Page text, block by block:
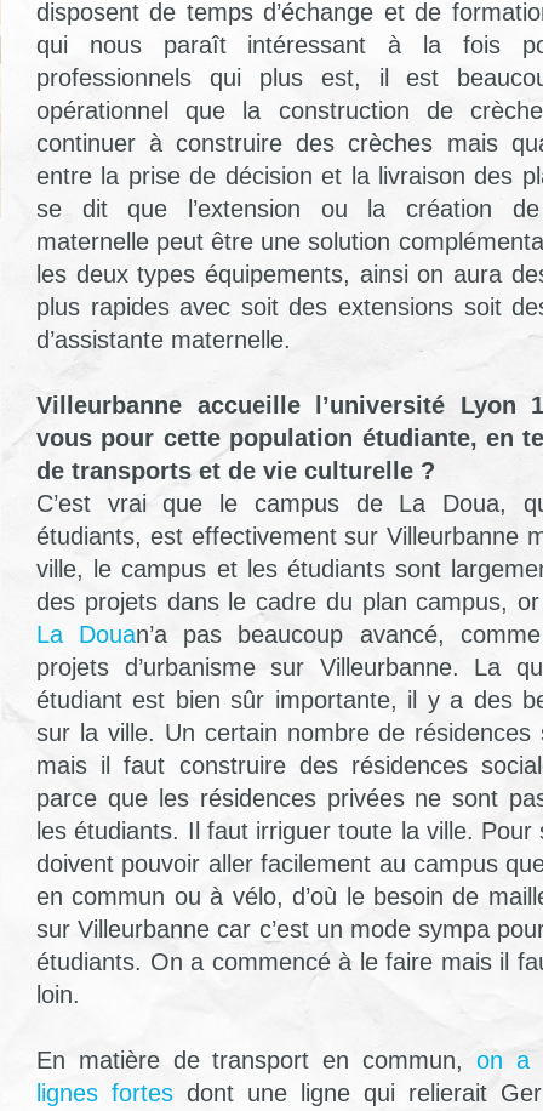
disposent de temps d’échange et de
qui nous paraît intéressant à la fois
professionnels qui plus est, il est
opérationnel que la construction de
continuer à construire des crèches mais
entre la prise de décision et la livraison des
se dit que l’extension ou la création de
maternelle peut être une solution
les deux types équipements, ainsi on aura
plus rapides avec soit des extensions soit
d’assistante maternelle.
Villeurbanne accueille l’université Lyon
vous pour cette population étudiante, en
de transports et de vie culturelle ?
C’est vrai que le campus de La Doua,
étudiants, est effectivement sur Villeurbanne
ville, le campus et les étudiants sont
des projets dans le cadre du plan campus,
La Douan’a pas beaucoup avancé,
projets d’urbanisme sur Villeurbanne. La
étudiant est bien sûr importante, il y a des
sur la ville. Un certain nombre de résidences
mais il faut construire des résidences
parce que les résidences privées ne sont
les étudiants. Il faut irriguer toute la ville.
doivent pouvoir aller facilement au campus
en commun ou à vélo, d’où le besoin de
sur Villeurbanne car c’est un mode sympa
étudiants. On a commencé à le faire mais il
loin.
En matière de transport en commun, on a
lignes fortes dont une ligne qui relierait